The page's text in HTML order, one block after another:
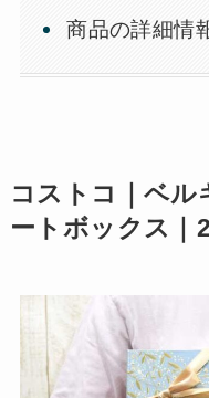
商品の詳細情
コストコ｜ベル
ートボックス｜